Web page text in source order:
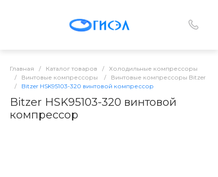
Главная / Каталог товаров /
Холодильные компрессоры
/
Винтовые компрессоры /
Винтовые компрессоры Bitzer
/
Bitzer HSK95103-320 винтовой компрессор
Bitzer HSK95103-320 винтовой
компрессор